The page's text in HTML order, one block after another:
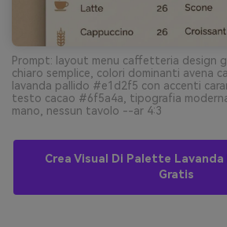
Prompt: layout menu caffetteria design
chiaro semplice, colori dominanti avena
lavanda pallido #e1d2f5 con accenti
testo cacao #6f5a4a, tipografia
mano, nessun tavolo --ar 4:3
Crea Visual Di Palette Lavanda
Gratis